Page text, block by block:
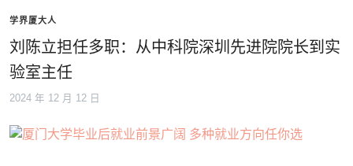
学界厦大人
刘陈立担任多职：从中科院深圳先进院院长到实
验室主任
2024 年 12 月 12 日